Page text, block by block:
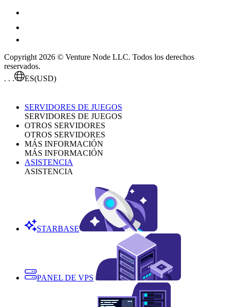
Copyright 2026 © Venture Node LLC. Todos los derechos
reservados.
. . .
ES(USD)
SERVIDORES DE JUEGOS
SERVIDORES DE JUEGOS
OTROS SERVIDORES
OTROS SERVIDORES
MÁS INFORMACIÓN
MÁS INFORMACIÓN
ASISTENCIA
ASISTENCIA
STARBASE
PANEL DE VPS